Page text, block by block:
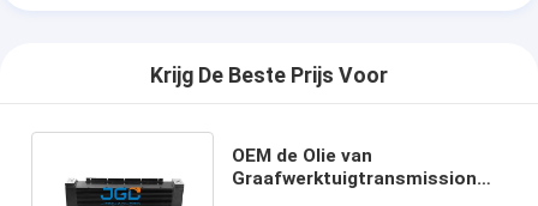
Krijg De Beste Prijs Voor
OEM de Olie van
Graafwerktuigtransmission